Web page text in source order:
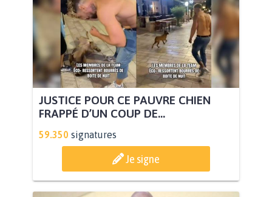
JUSTICE POUR CE PAUVRE CHIEN
FRAPPÉ D’UN COUP DE...
59.350 signatures
Je signe